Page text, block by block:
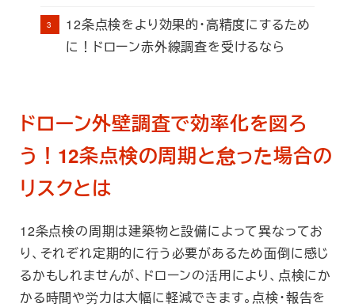
12条点検をより効果的・高精度にするため
に！ドローン赤外線調査を受けるなら
ドローン外壁調査で効率化を図ろ
う！12条点検の周期と怠った場合の
リスクとは
12条点検の周期は建築物と設備によって異なってお
り、それぞれ定期的に行う必要があるため面倒に感じ
るかもしれませんが、ドローンの活用により、点検にか
かる時間や労力は大幅に軽減できます。点検・報告を